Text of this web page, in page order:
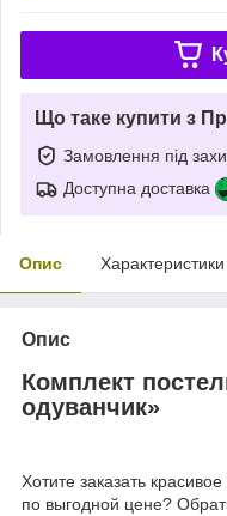
Що таке купити з
Замовлення під
Доступна доставка
Опис Характеристики
Опис
Комплект
одуванчик»
Хотите заказать
по выгодной цене?